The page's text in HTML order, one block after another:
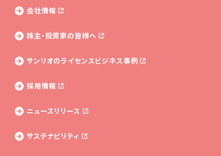
会社情報
株主・投資家の皆様へ
サンリオのライセンスビジネス事例
採用情報
ニュースリリース
サステナビリティ